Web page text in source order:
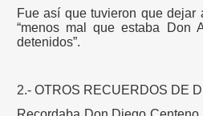
Fue así que tuvieron que dejar
“menos mal que estaba Don
detenidos”.
2.- OTROS RECUERDOS DE